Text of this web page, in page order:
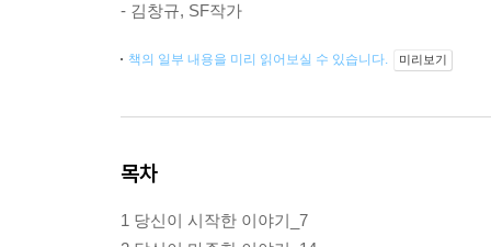
- 김창규, SF작가
책의 일부 내용을 미리 읽어보실 수 있습니다. 미리보기
목차
1 당신이 시작한 이야기_7